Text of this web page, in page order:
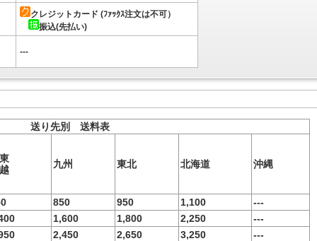
クレジットカード (ﾌｧｯｸｽ注文は不可）
振込(先払い)
---
送り先別 送料表
九州 東北 北海道 沖縄
850 950 1,100
---
1,600 1,800 2,250
---
2,450 2,650 3,250
---